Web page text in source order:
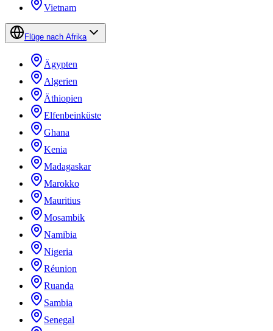
Vietnam
Flüge nach Afrika
Ägypten
Algerien
Äthiopien
Elfenbeinküste
Ghana
Kenia
Madagaskar
Marokko
Mauritius
Mosambik
Namibia
Nigeria
Réunion
Ruanda
Sambia
Senegal